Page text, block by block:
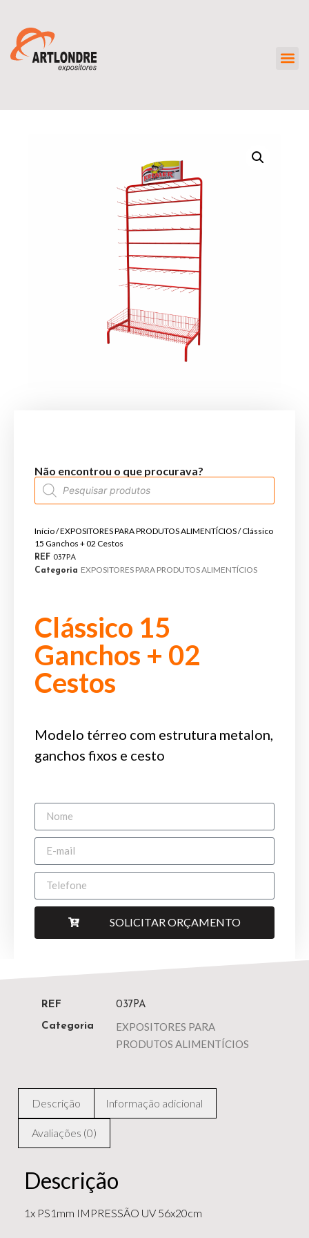
Não encontrou o que procurava?
Início/EXPOSITORES PARA PRODUTOS ALIMENTÍCIOS/ Clássico
15 Ganchos + 02 Cestos
REF 037PA
Categoria EXPOSITORES PARA PRODUTOS ALIMENTÍCIOS
Clássico 15
Ganchos + 02
Cestos
Modelo térreo com estrutura metalon,
ganchos fixos e cesto
SOLICITAR ORÇAMENTO
REF 037PA
Categoria
EXPOSITORES PARA
PRODUTOS ALIMENTÍCIOS
Descrição Informação adicional
Avaliações (0)
Descrição
1x PS1mm IMPRESSÃO UV 56x20cm